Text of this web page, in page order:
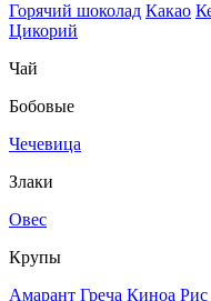
Горячий шоколад Какао
Цикорий
Чай
Бобовые
Чечевица
Злаки
Овес
Крупы
Амарант Греча Киноа Рис